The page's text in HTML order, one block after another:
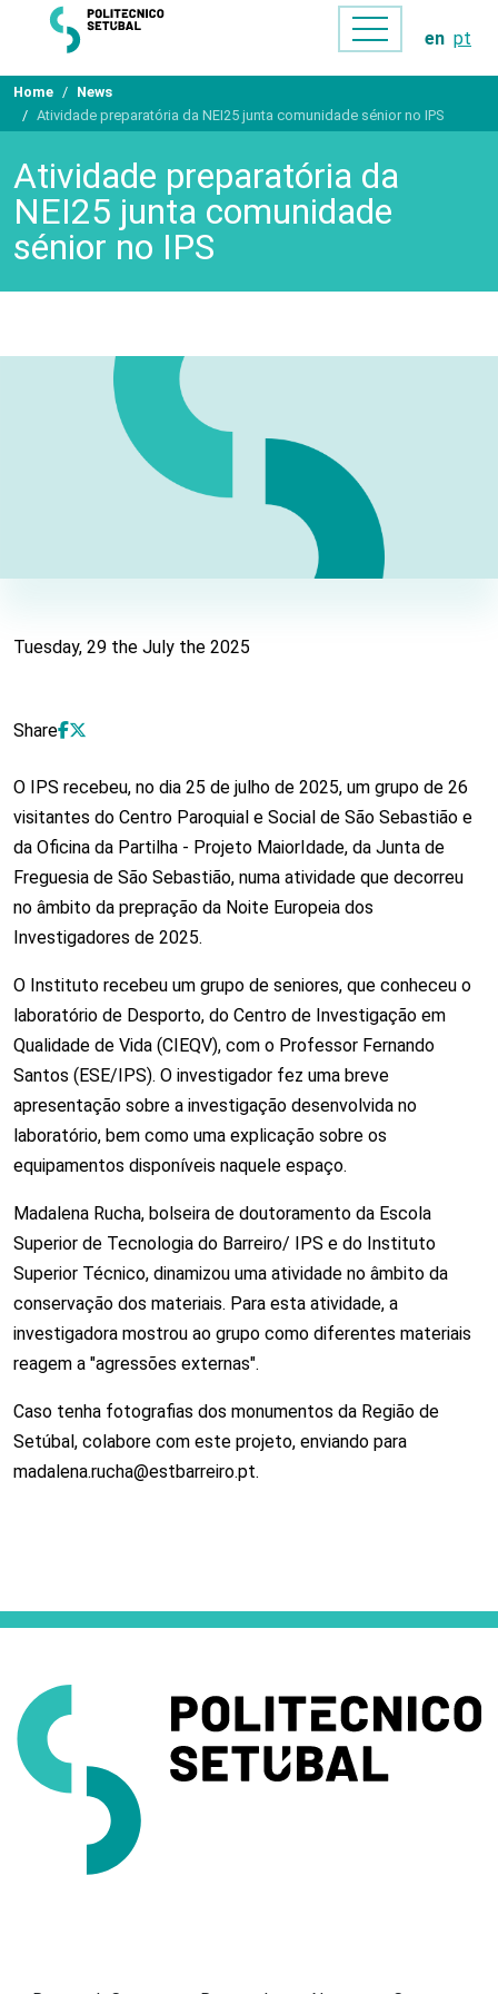
en pt
Home
News
Atividade preparatória da NEI25 junta comunidade sénior no IPS
Atividade preparatória da
NEI25 junta comunidade
sénior no IPS
Atividade preparatória da NEI25 junta
Tuesday, 29 the July the 2025
Share
O IPS recebeu, no dia 25 de julho de 2025, um grupo de 26
visitantes do Centro Paroquial e Social de São Sebastião e
da Oficina da Partilha - Projeto MaiorIdade, da Junta de
Freguesia de São Sebastião, numa atividade que decorreu
no âmbito da prepração da Noite Europeia dos
Investigadores de 2025.
O Instituto recebeu um grupo de seniores, que conheceu o
laboratório de Desporto, do Centro de Investigação em
Qualidade de Vida (CIEQV), com o Professor Fernando
Santos (ESE/IPS). O investigador fez uma breve
apresentação sobre a investigação desenvolvida no
laboratório, bem como uma explicação sobre os
equipamentos disponíveis naquele espaço.
Madalena Rucha, bolseira de doutoramento da Escola
Superior de Tecnologia do Barreiro/ IPS e do Instituto
Superior Técnico, dinamizou uma atividade no âmbito da
conservação dos materiais. Para esta atividade, a
investigadora mostrou ao grupo como diferentes materiais
reagem a "agressões externas".
Caso tenha fotografias dos monumentos da Região de
Setúbal, colabore com este projeto, enviando para
madalena.rucha@estbarreiro.pt.